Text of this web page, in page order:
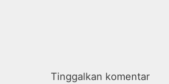
Tinggalkan komentar